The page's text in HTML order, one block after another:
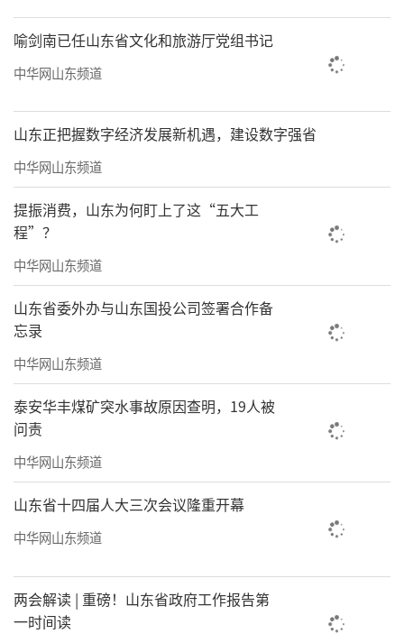
喻剑南已任山东省文化和旅游厅党组书记
中华网山东频道
山东正把握数字经济发展新机遇，建设数字强省
中华网山东频道
提振消费，山东为何盯上了这“五大工
程”？
中华网山东频道
山东省委外办与山东国投公司签署合作备
忘录
中华网山东频道
泰安华丰煤矿突水事故原因查明，19人被
问责
中华网山东频道
山东省十四届人大三次会议隆重开幕
中华网山东频道
两会解读 | 重磅！山东省政府工作报告第
一时间读